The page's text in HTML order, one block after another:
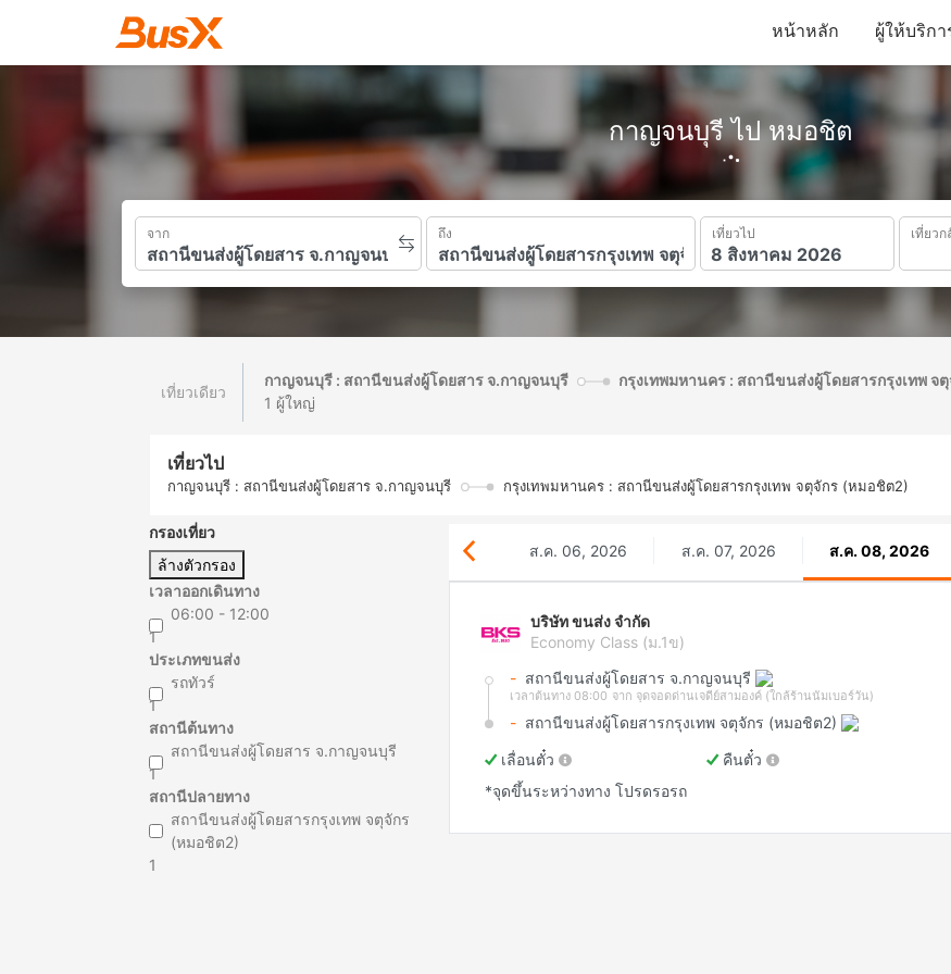
กาญจนบุรี ไป หมอชิต
จาก ถึง เที่ยวไป เที่ยว
หน้าหลัก ผู้ให้บริกา
เที่ยวเดียว
กาญจนบุรี : สถานีขนส่งผู้โดยสาร จ.กาญจนบุรี
กรุงเทพมหานคร : สถานีขนส่งผู้โดยสารกรุงเทพ จ
1 ผู้ใหญ่
เที่ยวไป
กาญจนบุรี : สถานีขนส่งผู้โดยสาร จ.กาญจนบุรี กรุงเทพมหานคร : สถานีขนส่งผู้โดยสารกรุงเทพ จตุจักร (หมอชิต2)
กรองเที่ยว
ล้างตัวกรอง
เวลาออกเดินทาง
06:00 - 12:00
1
ประเภทขนส่ง
รถทัวร์
1
สถานีต้นทาง
สถานีขนส่งผู้โดยสาร จ.กาญจนบุรี
1
สถานีปลายทาง
สถานีขนส่งผู้โดยสารกรุงเทพ จตุจักร
(หมอชิต2)
1
ส.ค. 06, 2026 ส.ค. 07, 2026 ส.ค. 08, 2026
บริษัท ขนส่ง จำกัด
Economy Class (ม.1ข)
- สถานีขนส่งผู้โดยสาร จ.กาญจนบุรี
เวลาต้นทาง 08:00 จาก จุดจอดด่านเจดีย์สามองค์ (ใกล้ร้านนัมเบอร์วัน)
- สถานีขนส่งผู้โดยสารกรุงเทพ จตุจักร (หมอชิต2)
เลื่อนตั๋ว
คืนตั๋ว
*จุดขึ้นระหว่างทาง โปรดรอรถ